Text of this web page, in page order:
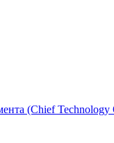
(Chief